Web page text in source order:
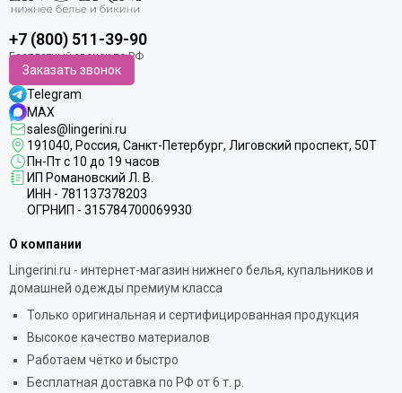
+7 (800) 511-39-90
Заказать звонок
Telegram
MAX
sales@lingerini.ru
191040, Россия, Санкт-Петербург, Лиговский проспект, 50Т
Пн-Пт с 10 до 19 часов
ИП Романовский Л. В.
ИНН - 781137378203
ОГРНИП - 315784700069930
О компании
Lingerini.ru - интернет-магазин нижнего белья, купальников и
домашней одежды премиум класса
Только оригинальная и сертифицированная продукция
Высокое качество материалов
Работаем чётко и быстро
Бесплатная доставка по РФ от 6 т. р.